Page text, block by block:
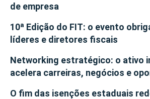
de empresa
10ª Edição do FIT: o evento
líderes e diretores fiscais
Networking estratégico: o ativo
acelera carreiras, negócios e
O fim das isenções estaduais